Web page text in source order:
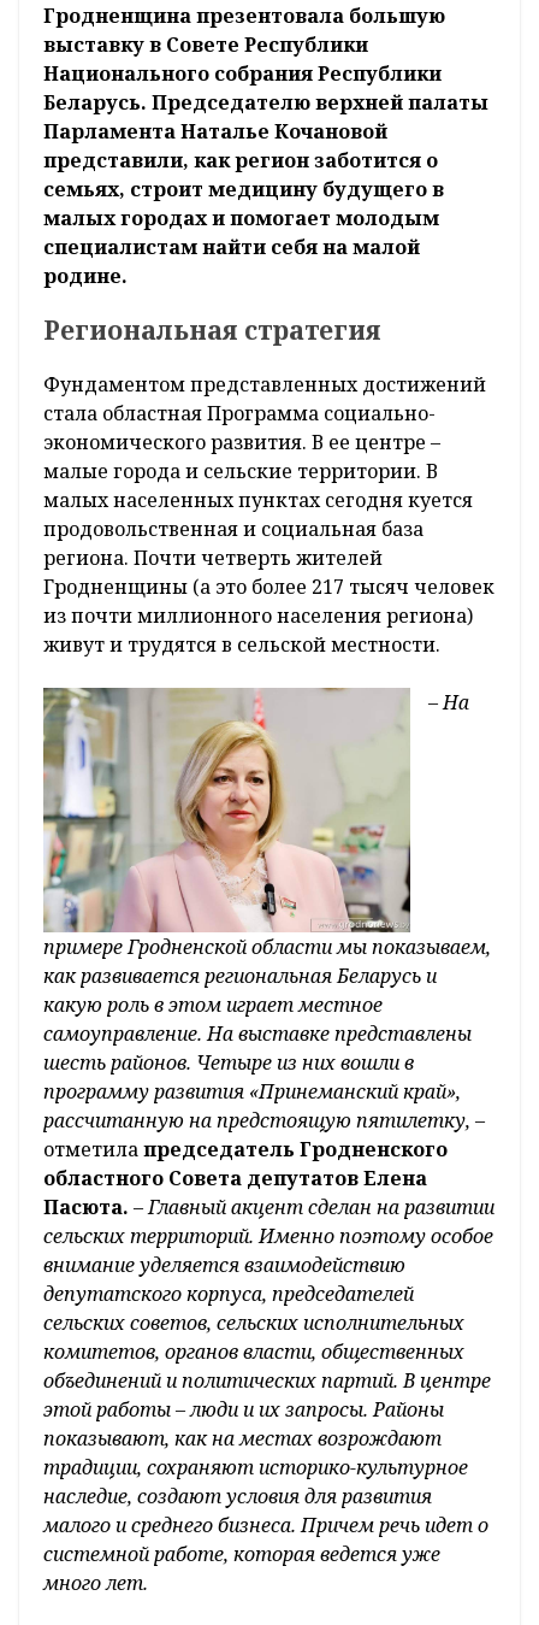
Гродненщина презентовала большую
выставку в Совете Республики
Национального собрания Республики
Беларусь. Председателю верхней палаты
Парламента Наталье Кочановой
представили, как регион заботится о
семьях, строит медицину будущего в
малых городах и помогает молодым
специалистам найти себя на малой
родине.
Региональная стратегия
Фундаментом представленных достижений
стала областная Программа социально-
экономического развития. В ее центре –
малые города и сельские территории. В
малых населенных пунктах сегодня куется
продовольственная и социальная база
региона. Почти четверть жителей
Гродненщины (а это более 217 тысяч человек
из почти миллионного населения региона)
живут и трудятся в сельской местности.
– На
примере Гродненской области мы показываем,
как развивается региональная Беларусь и
какую роль в этом играет местное
самоуправление. На выставке представлены
шесть районов. Четыре из них вошли в
программу развития «Принеманский край»,
рассчитанную на предстоящую пятилетку, –
отметилапредседатель Гродненского
областного Совета депутатов Елена
Пасюта. – Главный акцент сделан на развитии
сельских территорий. Именно поэтому особое
внимание уделяется взаимодействию
депутатского корпуса, председателей
сельских советов, сельских исполнительных
комитетов, органов власти, общественных
объединений и политических партий. В центре
этой работы – люди и их запросы. Районы
показывают, как на местах возрождают
традиции, сохраняют историко-культурное
наследие, создают условия для развития
малого и среднего бизнеса. Причем речь идет о
системной работе, которая ведется уже
много лет.